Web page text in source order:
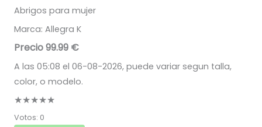
Abrigos para mujer
Marca: Allegra K
Precio 99.99 €
A las 05:08 el 06-08-2026, puede variar segun talla,
color, o modelo.
★★★★★
Votos: 0